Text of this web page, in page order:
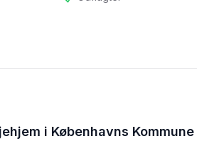
tilgængelig
i Københavns Kommune